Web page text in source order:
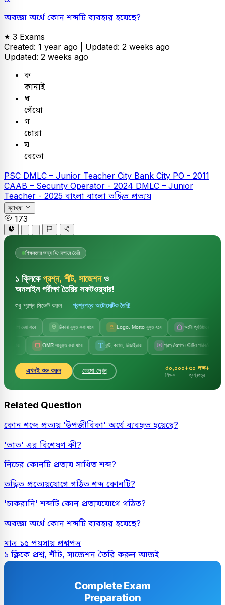
অবজ্ঞা অর্থে কোন শব্দটি ব্যবহার হয়েছে?
3 Exams
Created: 1 year ago | Updated: 2 weeks ago
Updated: 2 weeks ago
ক
কানাই
খ
গেঁয়ো
গ
চোরা
ঘ
বেতো
PSC DMLC – Junior Teacher City Bank City PO - 2011
CAAB – Security Operator - 2024 DMLC – Junior
Teacher - 2025 বাংলা বাংলা তদ্ধিত প্রত্যয়
ব্যাখ্যা
173
শিক্ষকদের জন্য বিশেষভাবে তৈরি
১ ক্লিকে প্রশ্ন, শীট, সাজেশনও
অনলাইন পরীক্ষা তৈরির সফটওয়্যার!
শুধু প্রশ্ন সিলেক্ট করুন — প্রশ্নপত্র অটোমেটিক তৈরি!
দেয়া যাবে ঠিকানা যুক্ত করা যাবে Logo, Motto যুক্ত হবে অটো প্রতিষ্ঠানের নাম
OMR সংযুক্ত করা যাবে ফন্ট, কলাম, ডিভাইডার প্রশ্ন/অপশন স্টাইল পরিবর্তন
এখনই শুরু করুন ডেমো দেখুন ৫০,০০০+
শিক্ষক
৩০ লক্ষ+
প্রশ্নপত্র
Related Question
কোন শব্দে প্রত্যয় 'উপজীবিকা' অর্থে ব্যবহৃত হয়েছে?
'ভাত' এর বিশেষণ কী?
নিচের কোনটি প্রত্যয় সাধিত শব্দ?
তদ্ধিত প্রত্যেয়যোগে গঠিত শব্দ কোনটি?
'চাকরানি' শব্দটি কোন প্রত্যয়যোগে গঠিত?
অবজ্ঞা অর্থে কোন শব্দটি ব্যবহার হয়েছে?
মাত্র ১৫ পয়সায় প্রশ্নপত্র
১ ক্লিকে প্রশ্ন, শীট, সাজেশন তৈরি করুন আজই
Complete Exam
Preparation